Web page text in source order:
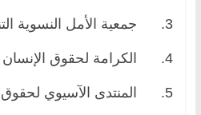
3. جمعية الأمل النسوية التنموية
4. الكرامة لحقوق الإنسان
5. المنتدى الآسيوي لحقوق الإنسان والتنمية